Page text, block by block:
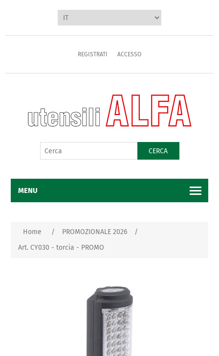
REGISTRATI ACCESSO
CERCA
MENU
Home / PROMOZIONALE 2026
/
Art. CY030 - torcia - PROMO